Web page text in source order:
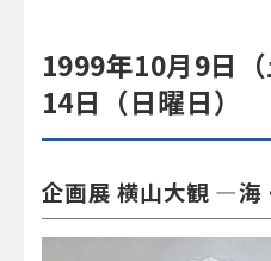
1999年10月9日
14日（日曜日）
企画展 横山大観 ―